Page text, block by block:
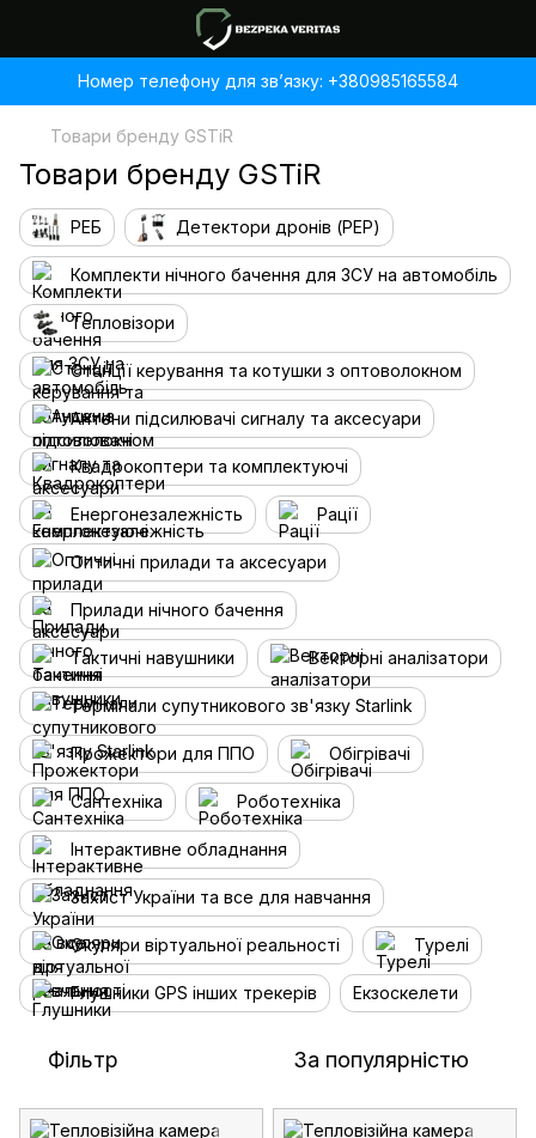
Номер телефону для звʼязку: +380985165584
Товари бренду GSTiR
Товари бренду GSTiR
РЕБ Детектори дронів (РЕР)
Комплекти нічного бачення для ЗСУ на автомобіль
Тепловізори
Станції керування та котушки з оптоволокном
Антени підсилювачі сигналу та аксесуари
Квадрокоптери та комплектуючі
Енергонезалежність Рації
Оптичні прилади та аксесуари
Прилади нічного бачення
Тактичні навушники Векторні аналізатори
Термінали супутникового зв'язку Starlink
Прожектори для ППО Обігрівачі
Сантехніка Роботехніка
Інтерактивне обладнання
Захист України та все для навчання
Окуляри віртуальної реальності Турелі
Глушники GPS інших трекерів Екзоскелети
Фільтр За популярністю